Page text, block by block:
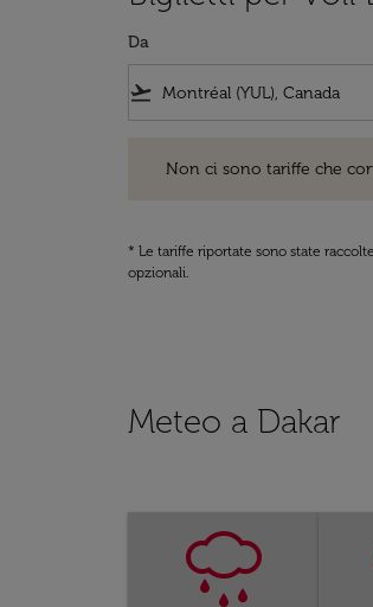
Da
flight_takeoff
Non ci sono tariffe che
* Le tariffe riportate sono state
opzionali.
Meteo a Dakar